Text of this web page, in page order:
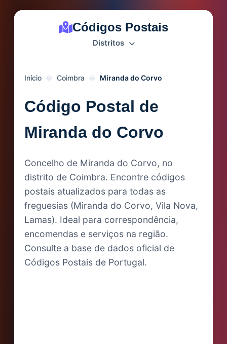
Códigos Postais
Distritos
Início Coimbra Miranda do Corvo
Código Postal de
Miranda do Corvo
Concelho de Miranda do Corvo, no
distrito de Coimbra. Encontre códigos
postais atualizados para todas as
freguesias (Miranda do Corvo, Vila Nova,
Lamas). Ideal para correspondência,
encomendas e serviços na região.
Consulte a base de dados oficial de
Códigos Postais de Portugal.